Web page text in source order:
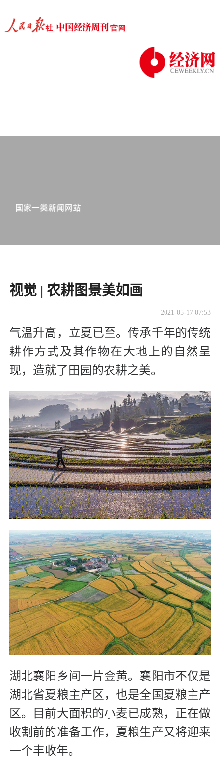
视觉 | 农耕图景美如画
2021-05-17 07:53
气温升高，立夏已至。传承千年的传统
耕作方式及其作物在大地上的自然呈
现，造就了田园的农耕之美。
湖北襄阳乡间一片金黄。襄阳市不仅是
湖北省夏粮主产区，也是全国夏粮主产
区。目前大面积的小麦已成熟，正在做
收割前的准备工作，夏粮生产又将迎来
一个丰收年。